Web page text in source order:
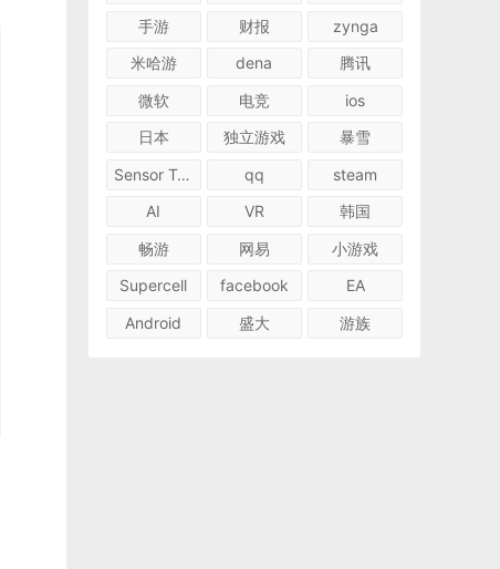
手游
财报
zynga
米哈游
dena
腾讯
微软
电竞
ios
日本
独立游戏
暴雪
Sensor Tower
qq
steam
AI
VR
韩国
畅游
网易
小游戏
Supercell
facebook
EA
Android
盛大 游族